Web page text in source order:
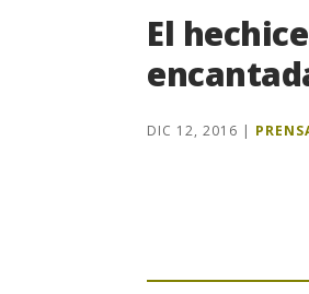
El
DIC 12, 2016 |